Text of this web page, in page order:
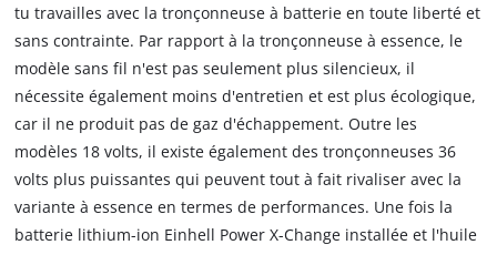
tu travailles avec la tronçonneuse à batterie en toute liberté et
sans contrainte. Par rapport à la tronçonneuse à essence, le
modèle sans fil n'est pas seulement plus silencieux, il
nécessite également moins d'entretien et est plus écologique,
car il ne produit pas de gaz d'échappement. Outre les
modèles 18 volts, il existe également des tronçonneuses 36
volts plus puissantes qui peuvent tout à fait rivaliser avec la
variante à essence en termes de performances. Une fois la
batterie lithium-ion Einhell Power X-Change installée et l'huile